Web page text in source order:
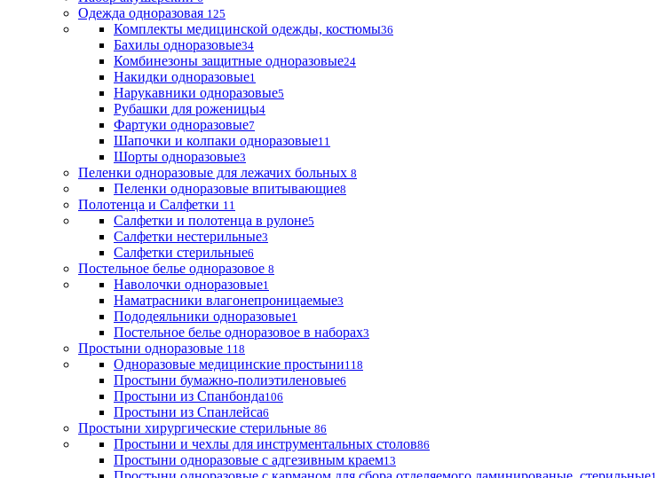
Одежда одноразовая 125
Комплекты медицинской одежды, костюмы36
Бахилы одноразовые34
Комбинезоны защитные одноразовые24
Накидки одноразовые1
Нарукавники одноразовые5
Рубашки для роженицы4
Фартуки одноразовые7
Шапочки и колпаки одноразовые11
Шорты одноразовые3
Пеленки одноразовые для лежачих больных 8
Пеленки одноразовые впитывающие8
Полотенца и Салфетки 11
Салфетки и полотенца в рулоне5
Салфетки нестерильные3
Салфетки стерильные6
Постельное белье одноразовое 8
Наволочки одноразовые1
Наматрасники влагонепроницаемые3
Пододеяльники одноразовые1
Постельное белье одноразовое в наборах3
Простыни одноразовые 118
Одноразовые медицинские простыни118
Простыни бумажно-полиэтиленовые6
Простыни из Спанбонда106
Простыни из Спанлейса6
Простыни хирургические стерильные 86
Простыни и чехлы для инструментальных столов86
Простыни одноразовые с адгезивным краем13